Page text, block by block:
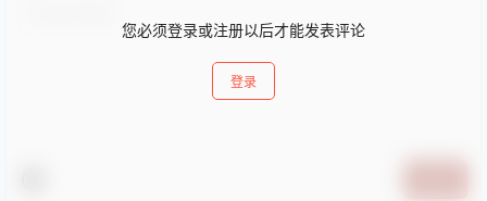
您必须登录或注册以后才能发表评论
登录